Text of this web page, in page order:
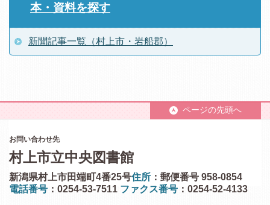
本・資料を探す
新聞記事一覧（村上市・岩船郡）
ページの先頭へ
お問い合わせ先
村上市立中央図書館
住所 ：郵便番号 958-0854
新潟県村上市田端町4番25号
電話番号 ：0254-53-7511 ファクス番号 ：0254-52-4133